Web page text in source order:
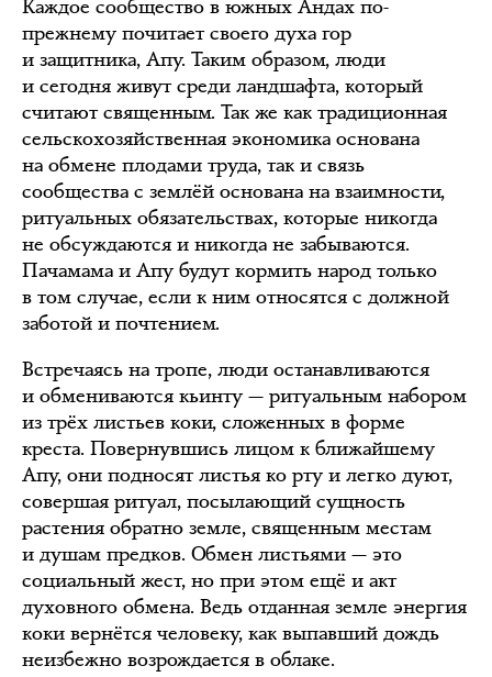
Каждое сообщество в южных Андах по-
прежнему почитает своего духа гор
и защитника, Апу. Таким образом, люди
и сегодня живут среди ландшафта, который
считают священным. Так же как традиционная
сельскохозяйственная экономика основана
на обмене плодами труда, так и связь
сообщества с землёй основана на взаимности,
ритуальных обязательствах, которые никогда
не обсуждаются и никогда не забываются.
Пачамама и Апу будут кормить народ только
в том случае, если к ним относятся с должной
заботой и почтением.
Встречаясь на тропе, люди останавливаются
и обмениваются кьинту — ритуальным набором
из трёх листьев коки, сложенных в форме
креста. Повернувшись лицом к ближайшему
Апу, они подносят листья ко рту и легко дуют,
совершая ритуал, посылающий сущность
растения обратно земле, священным местам
и душам предков. Обмен листьями — это
социальный жест, но при этом ещё и акт
духовного обмена. Ведь отданная земле энергия
коки вернётся человеку, как выпавший дождь
неизбежно возрождается в облаке.